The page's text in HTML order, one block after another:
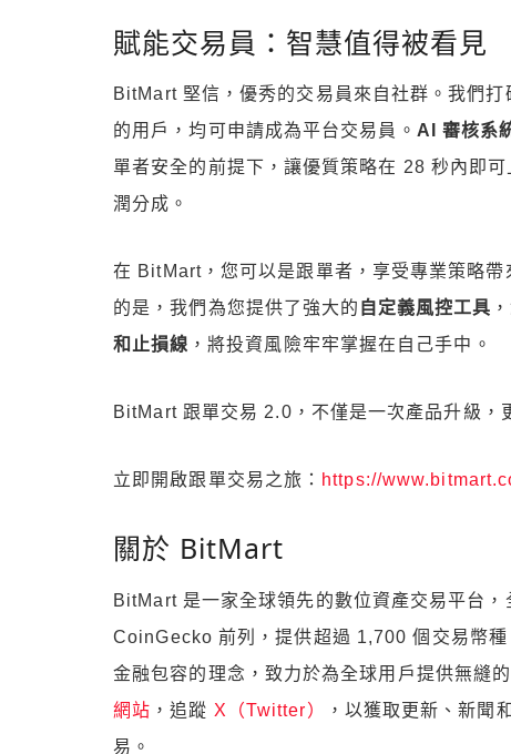
賦能交易員：智慧值得被看見
BitMart 堅信，優秀的交易員來自社群。我們
的用戶，均可申請成為平台交易員。 AI 審核系
單者安全的前提下，讓優質策略在 28 秒內即
潤分成。
在 BitMart，您可以是跟單者，享受專業策略
的是，我們為您提供了強大的 自定義風控工具
和止損線 ，將投資風險牢牢掌握在自己手中。
BitMart 跟單交易 2.0，不僅是一次產品升級，
立即開啟跟單交易之旅： https://
關於 BitMart
BitMart 是一家全球領先的數位資產交易平台
CoinGecko 前列，提供超過 1,700 個交易幣
金融包容的理念，致力於為全球用戶提供無縫
網站 ，追蹤 X（Twitter） ，以獲取更新、新聞
易。